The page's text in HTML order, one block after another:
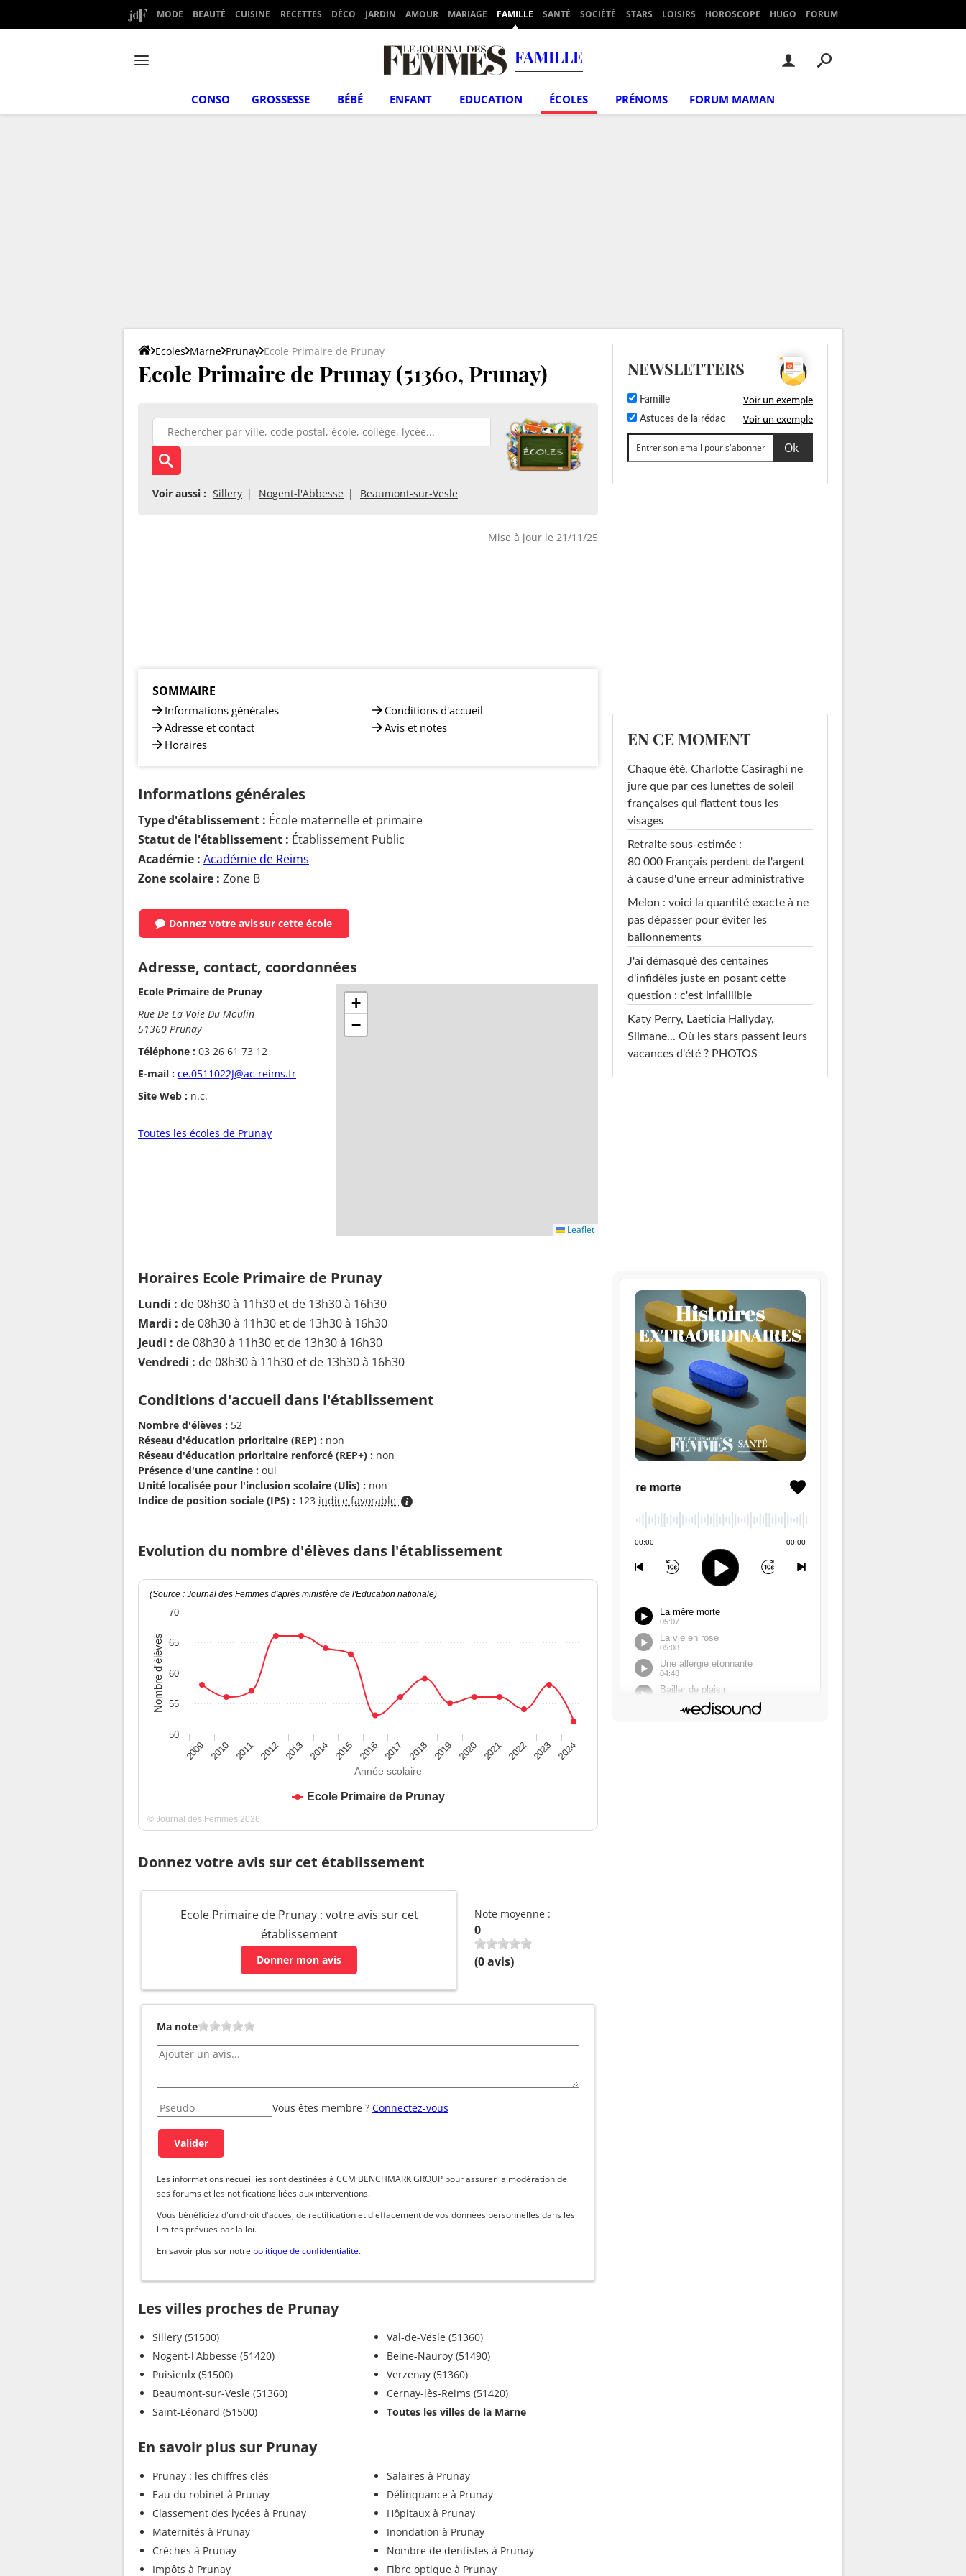
MODE BEAUTÉ CUISINE RECETTES DÉCO JARDIN AMOUR MARIAGE FAMILLE SANTÉ SOCIÉTÉ STARS LOISIRS HOROSCOPE HUGO FORUM
FAMILLE
CONSO GROSSESSE BÉBÉ ENFANT EDUCATION ÉCOLES PRÉNOMS FORUM MAMAN
Ecoles Marne Prunay Ecole Primaire de Prunay
Ecole Primaire de Prunay (51360, Prunay)
Voir aussi : Sillery Nogent-l'Abbesse Beaumont-sur-Vesle
Mise à jour le 21/11/25
SOMMAIRE
Informations générales
Adresse et contact
Horaires
Conditions d'accueil
Avis et notes
Informations générales
Type d'établissement : École maternelle et primaire
Statut de l'établissement : Établissement Public
Académie : Académie de Reims
Zone scolaire : Zone B
Donnez votre avissur cette école
Adresse, contact, coordonnées
Ecole Primaire de Prunay
Rue De La Voie Du Moulin
51360 Prunay
Téléphone : 03 26 61 73 12
E-mail : ce.0511022J@ac-reims.fr
Site Web : n.c.
Toutes les écoles de Prunay
+
−
Leaflet
Horaires Ecole Primaire de Prunay
Lundi : de 08h30 à 11h30 et de 13h30 à 16h30
Mardi : de 08h30 à 11h30 et de 13h30 à 16h30
Jeudi : de 08h30 à 11h30 et de 13h30 à 16h30
Vendredi : de 08h30 à 11h30 et de 13h30 à 16h30
Conditions d'accueil dans l'établissement
Nombre d'élèves : 52
Réseau d'éducation prioritaire (REP) : non
Réseau d'éducation prioritaire renforcé (REP+) : non
Présence d'une cantine : oui
Unité localisée pour l'inclusion scolaire (Ulis) : non
Indice de position sociale (IPS) : 123 indice favorable
Evolution du nombre d'élèves dans l'établissement
Année scolaire
Nombre d'élèves
(Source : Journal des Femmes d'après ministère de l'Education nationale)
Ecole Primaire de Prunay
2009 2010 2011 2012 2013 2014 2015 2016 2017 2018 2019 2020 2021 2022 2023 2024
50
55
60
65
70
© Journal des Femmes 2026
Donnez votre avis sur cet établissement
Ecole Primaire de Prunay : votre avis sur cet
établissement
Donner mon avis
Note moyenne :
0
(0avis)
Ma note
Vous êtes membre ? Connectez-vous
Les informations recueillies sont destinées à CCM BENCHMARK GROUP pour assurer la modération de
ses forums et les notifications liées aux interventions.
Vous bénéficiez d'un droit d'accès, de rectification et d'effacement de vos données personnelles dans les
limites prévues par la loi.
En savoir plus sur notre politique de confidentialité.
Les villes proches de Prunay
Sillery (51500)
Nogent-l'Abbesse (51420)
Puisieulx (51500)
Beaumont-sur-Vesle (51360)
Saint-Léonard (51500)
Val-de-Vesle (51360)
Beine-Nauroy (51490)
Verzenay (51360)
Cernay-lès-Reims (51420)
Toutes les villes de la Marne
En savoir plus sur Prunay
Prunay : les chiffres clés
Eau du robinet à Prunay
Classement des lycées à Prunay
Maternités à Prunay
Crèches à Prunay
Impôts à Prunay
Salaires à Prunay
Délinquance à Prunay
Hôpitaux à Prunay
Inondation à Prunay
Nombre de dentistes à Prunay
Fibre optique à Prunay
NEWSLETTERS
Famille Voir un exemple
Astuces de la rédac Voir un exemple
EN CE MOMENT
Chaque été, Charlotte Casiraghi ne
jure que par ces lunettes de soleil
françaises qui flattent tous les
visages
Retraite sous-estimée :
80 000 Français perdent de l'argent
à cause d'une erreur administrative
Melon : voici la quantité exacte à ne
pas dépasser pour éviter les
ballonnements
J'ai démasqué des centaines
d'infidèles juste en posant cette
question : c'est infaillible
Katy Perry, Laeticia Hallyday,
Slimane... Où les stars passent leurs
vacances d'été ? PHOTOS